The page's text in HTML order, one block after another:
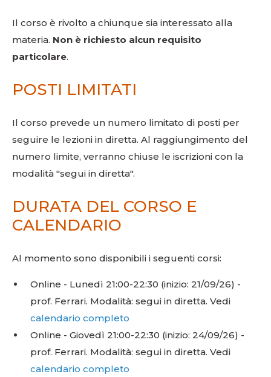
Il corso è rivolto a chiunque sia interessato alla
materia. Non è richiesto alcun requisito
particolare.
POSTI LIMITATI
Il corso prevede un numero limitato di posti per
seguire le lezioni in diretta. Al raggiungimento del
numero limite, verranno chiuse le iscrizioni con la
modalità "segui in diretta".
DURATA DEL CORSO E
CALENDARIO
Al momento sono disponibili i seguenti corsi:
Online - Lunedì 21:00-22:30 (inizio: 21/09/26) -
prof. Ferrari. Modalità: segui in diretta. Vedi
calendario completo
Online - Giovedì 21:00-22:30 (inizio: 24/09/26) -
prof. Ferrari. Modalità: segui in diretta. Vedi
calendario completo